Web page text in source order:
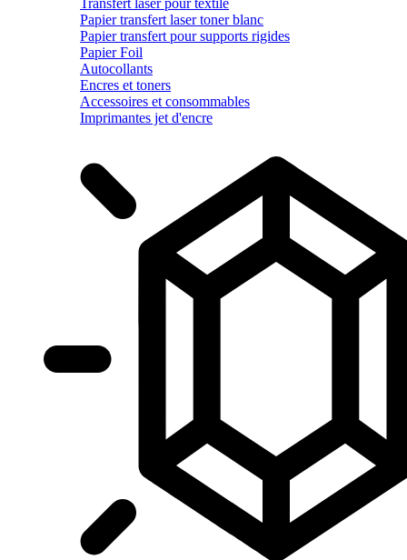
Papier transfert laser toner blanc
Papier transfert pour supports rigides
Papier Foil
Autocollants
Encres et toners
Accessoires et consommables
Imprimantes jet d'encre